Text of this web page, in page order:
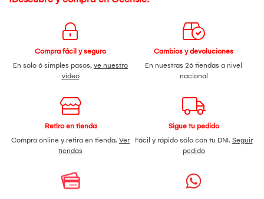
Compra fácil y seguro
En solo 6 simples pasos, ve nuestro
video
Cambios y devoluciones
En nuestras 26 tiendas a nivel
nacional
Retiro en tienda
Compra online y retira en tienda. Ver
tiendas
Sigue tu pedido
Fácil y rápido sólo con tu DNI. Seguir
pedido